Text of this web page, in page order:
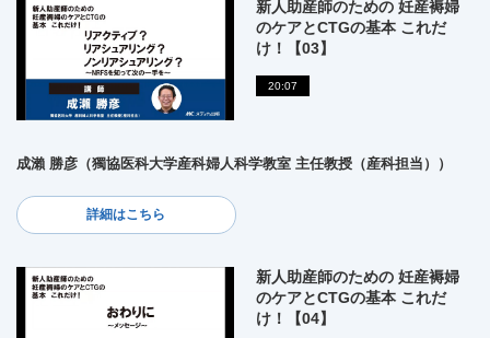
新人助産師のための 妊産褥婦
のケアとCTGの基本 これだ
け！【03】
20:07
成瀨 勝彦（獨協医科大学産科婦人科学教室 主任教授（産科担当））
詳細はこちら
新人助産師のための 妊産褥婦
のケアとCTGの基本 これだ
け！【04】